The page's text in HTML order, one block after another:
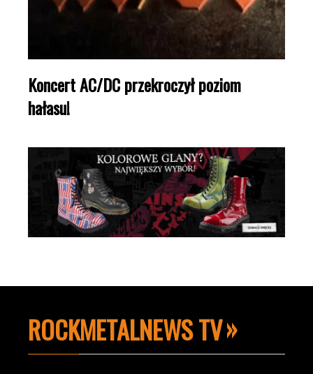
Koncert AC/DC przekroczył poziom
hałasu!
ROCKMETALNEWS TV